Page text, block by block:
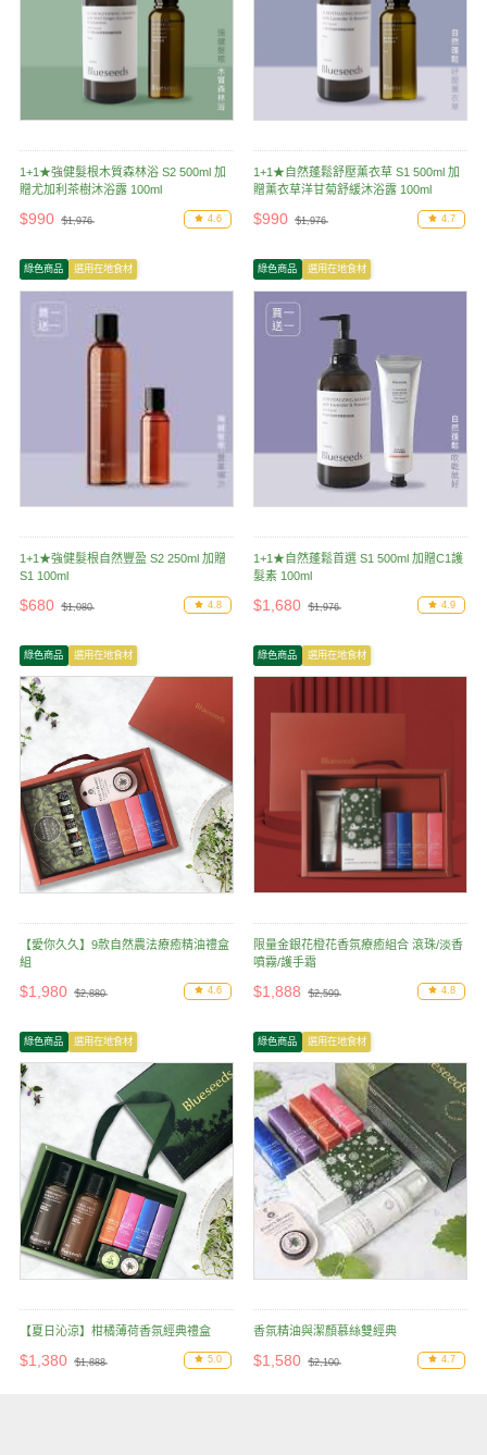
1+1★強健髮根木質森林浴 S2 500ml 加
贈尤加利茶樹沐浴露 100ml
$990 $1,976 4.6
1+1★自然蓬鬆舒壓薰衣草 S1 500ml 加
贈薰衣草洋甘菊舒緩沐浴露 100ml
$990 $1,976 4.7
綠色商品 選用在地食材
1+1★強健髮根自然豐盈 S2 250ml 加贈
S1 100ml
$680 $1,080 4.8
綠色商品 選用在地食材
1+1★自然蓬鬆首選 S1 500ml 加贈C1護
髮素 100ml
$1,680 $1,976 4.9
綠色商品 選用在地食材
【愛你久久】9款自然農法療癒精油禮盒
組
$1,980 $2,880 4.6
綠色商品 選用在地食材
限量金銀花橙花香氛療癒組合 滾珠/淡香
噴霧/護手霜
$1,888 $2,599 4.8
綠色商品 選用在地食材
【夏日沁涼】柑橘薄荷香氛經典禮盒
$1,380 $1,888 5.0
綠色商品 選用在地食材
香氛精油與潔顏慕絲雙經典
$1,580 $2,100 4.7